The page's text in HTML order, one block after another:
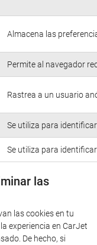
Almacena las
Permite al navegador
Rastrea a un usuario
Se utiliza para
Se utiliza para
las
las cookies en tu
experiencia en CarJet
De hecho, si